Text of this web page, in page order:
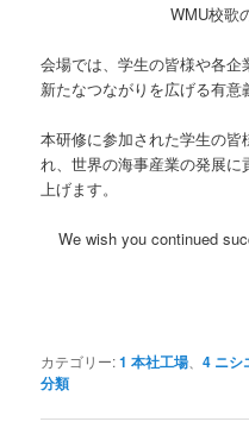
WMU校歌
会場では、学生の皆様や各企
新たなつながりを広げる有意
本研修に参加された学生の皆
れ、世界の海事産業の発展
上げます。
We wish you continued
カテゴリー:1 本社工場 、4 ニシ
分類